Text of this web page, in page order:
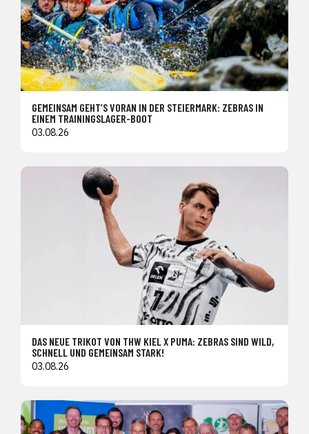
GEMEINSAM GEHT’S VORAN IN DER STEIERMARK: ZEBRAS IN
EINEM TRAININGSLAGER-BOOT
03.08.26
DAS NEUE TRIKOT VON THW KIEL X PUMA: ZEBRAS SIND WILD,
SCHNELL UND GEMEINSAM STARK!
03.08.26